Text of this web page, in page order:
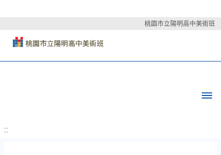
桃園市立陽明高中美術班
:::